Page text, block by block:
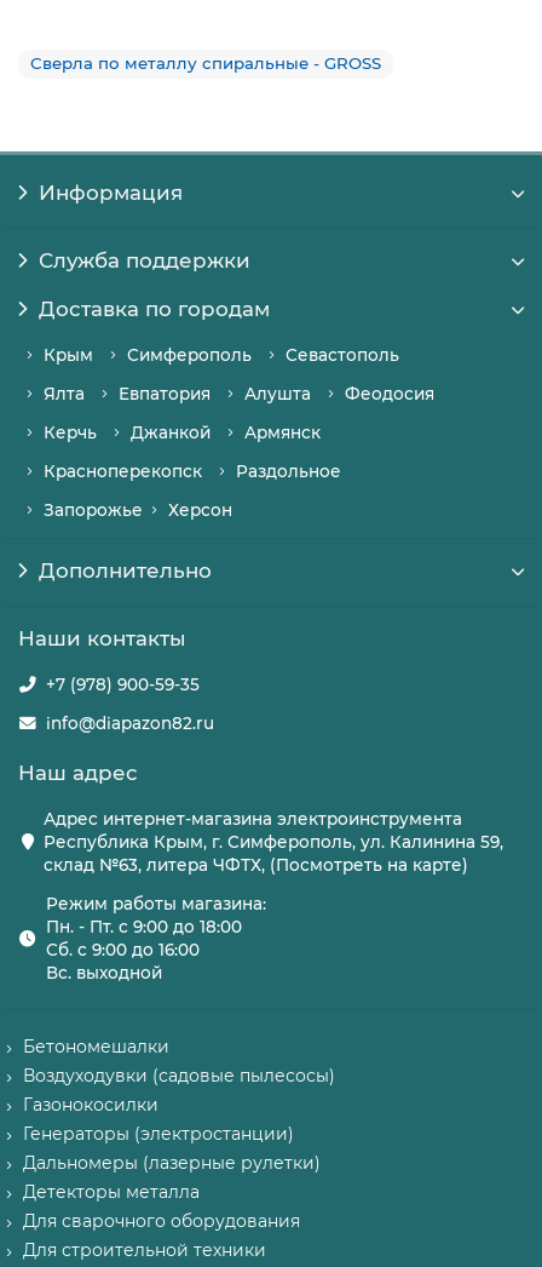
Сверла по металлу спиральные - GROSS
Информация
Служба поддержки
Доставка по городам
Крым Симферополь
Севастополь
Ялта
Евпатория Алушта
Феодосия
Керчь
Джанкой
Армянск
Красноперекопск
Раздольное
Запорожье
Херсон
Дополнительно
Наши контакты
+7 (978) 900-59-35
info@diapazon82.ru
Наш адрес
Адрес интернет-магазина электроинструмента
Республика Крым, г. Симферополь, ул. Калинина 59,
склад №63, литера ЧФТХ, (Посмотреть на карте)
Режим работы магазина:
Пн. - Пт. с 9:00 до 18:00
Сб. с 9:00 до 16:00
Вс. выходной
Бетономешалки
Воздуходувки (садовые пылесосы)
Газонокосилки
Генераторы (электростанции)
Дальномеры (лазерные рулетки)
Детекторы металла
Для сварочного оборудования
Для строительной техники